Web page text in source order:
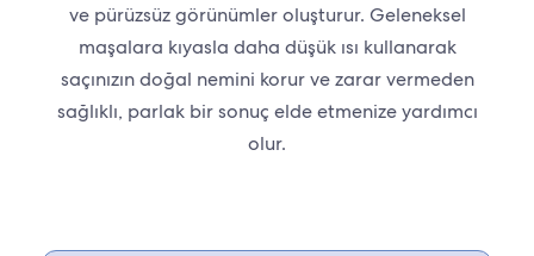
ve pürüzsüz görünümler oluşturur. Geleneksel
maşalara kıyasla daha düşük ısı kullanarak
saçınızın doğal nemini korur ve zarar vermeden
sağlıklı, parlak bir sonuç elde etmenize yardımcı
olur.